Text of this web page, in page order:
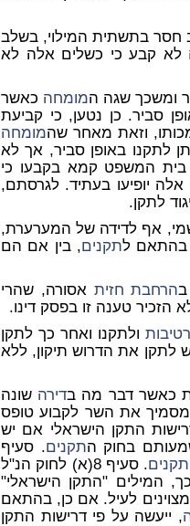
חסר בתשתית המילוי, בשלב
לא קבע כי כשלים אלה לא
ומשכך שגה המומחה כאשר
סביר. כן נטען, כי קביעת
וזאת מאחר שהמומחה
לתקנו באופן סביר, אך לא
המשפט קמא בקבעו כי
יופיעו בעתיד. לגרסתם,
לתקן.
אף לדידה של המערערת,
בהתאם לתקנים, בין אם הם
הרחבת חזית אסורה, שהרי
טענה זו בפסק דינו.
רטיבות ולתקנו ואחר כך לתקן
לתקן את הדרוש תיקון, ללא
כאשר דבר מה בדירה שונה
הבניה או במפרט. סעיף 3(א) לחוק מסמיך את השר לקבוע טופס
התקן הישראלי אם יש
תקנים. סעיף
תקנים
. סעיף 8(א) לחוק הנ"ל
המילים "התקן הישראלי"
בצו המכר (דירות) משמעותן היא לפי סעיף 6 או סעיף 8 המצוינים לעיל. אם כן, בהתאם
, ייעשה על פי דרישות התקן